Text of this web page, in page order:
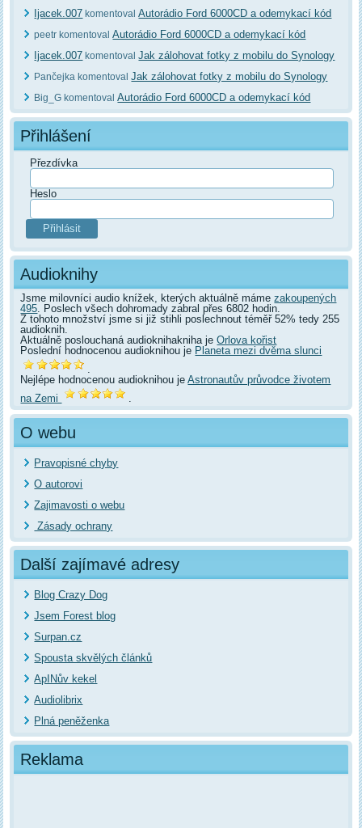
Ijacek.007 komentovalAutorádio Ford 6000CD a odemykací kód
peetr komentovalAutorádio Ford 6000CD a odemykací kód
Ijacek.007 komentovalJak zálohovat fotky z mobilu do Synology
Pančejka komentovalJak zálohovat fotky z mobilu do Synology
Big_G komentovalAutorádio Ford 6000CD a odemykací kód
Přihlášení
Přezdívka
Heslo
Audioknihy
Jsme milovníci audio knížek, kterých aktuálně mámezakoupených
495. Poslech všech dohromady zabral přes 6802 hodin.
Z tohoto množství jsme si již stihli poslechnout téměř 52% tedy 255
audioknih.
Aktuálně poslouchaná audioknihakniha jeOrlova kořist
Poslední hodnocenou audioknihou je Planeta mezi dvěma slunci
.
Nejlépe hodnocenou audioknihou jeAstronautův průvodce životem
na Zemi
.
O webu
Pravopisné chyby
O autorovi
Zajimavosti o webu
Zásady ochrany
Další zajímavé adresy
Blog Crazy Dog
Jsem Forest blog
Surpan.cz
Spousta skvělých článků
ApINův kekel
Audiolibrix
Plná peněženka
Reklama